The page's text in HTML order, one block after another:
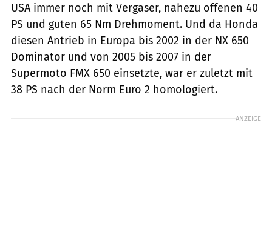
USA immer noch mit Vergaser, nahezu offenen 40
PS und guten 65 Nm Drehmoment. Und da Honda
diesen Antrieb in Europa bis 2002 in der NX 650
Dominator und von 2005 bis 2007 in der
Supermoto FMX 650 einsetzte, war er zuletzt mit
38 PS nach der Norm Euro 2 homologiert.
ANZEIGE